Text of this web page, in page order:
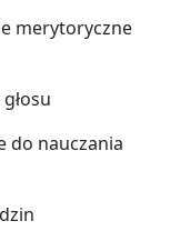
merytoryczne
do nauczania